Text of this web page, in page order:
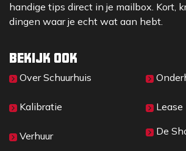
handige tips direct in je mailbox. Kort,
dingen waar je echt wat aan hebt.
Bekijk ook
Over Sc​huurhuis
Kalibratie
Verhuur
Lease
De